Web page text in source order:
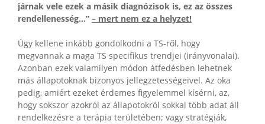
járnak vele ezek a másik diagnózisok is, ez az összes
rendellenesség…” – mert nem ez a helyzet!
Úgy kellene inkább gondolkodni a TS-ről, hogy
megvannak a maga TS specifikus trendjei (irányvonalai).
Azonban ezek valamilyen módon átfedésben lehetnek
más állapotoknak bizonyos jellegzetességeivel. Az oka
pedig, amiért ezeket érdemes figyelemmel kísérni, az,
hogy sokszor azokról az állapotokról sokkal több adat áll
rendelkezésre a terápia területében; vagy stratégiák,